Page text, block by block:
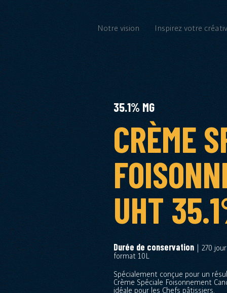
Notre vision Inspirez votre
35.1% MG
CRÈME
UHT
Durée de conservation | 270
format 10L
Spécialement conçue pour un
Crème Spéciale Foisonnement
idéale pour les Chefs pâtissiers.